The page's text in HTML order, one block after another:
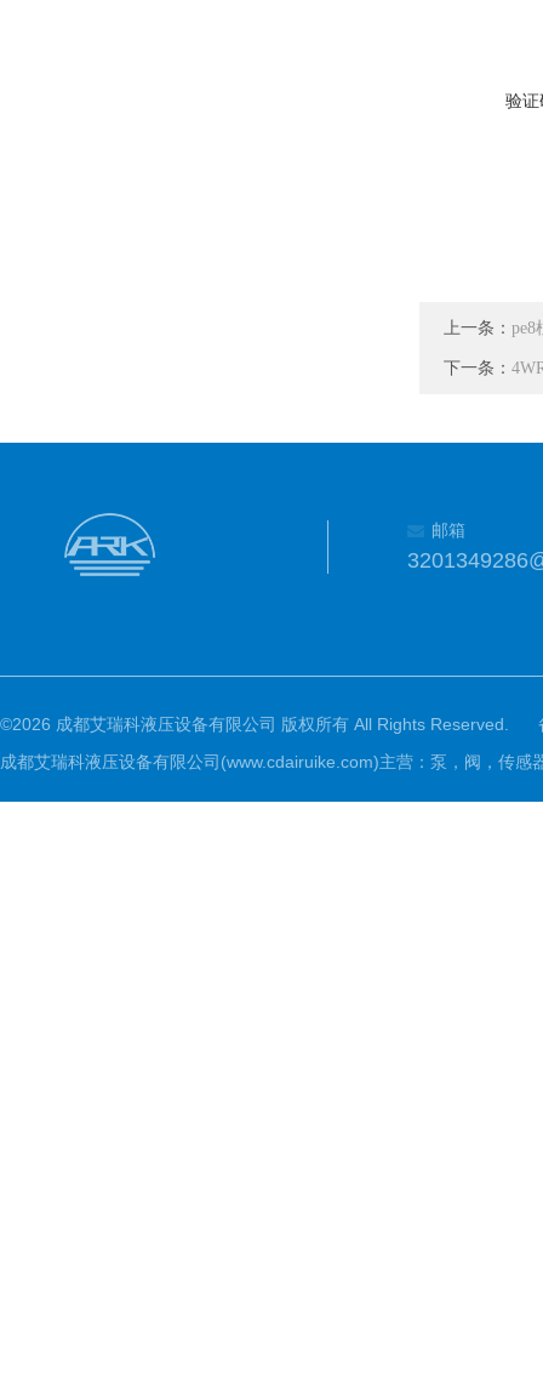
验
上一条：pe8
下一条：
邮箱
©2026 成都艾瑞科液压设备有限公司 版权所有 All Rights Reserved.
成都艾瑞科液压设备有限公司(www.cdairuike.com)主营：泵，阀，传